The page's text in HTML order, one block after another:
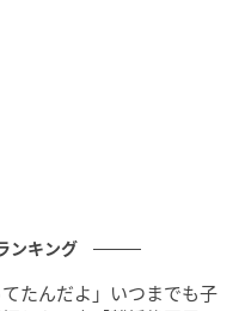
えることも大切なの
ンキング
てたんだよ」いつまでも子